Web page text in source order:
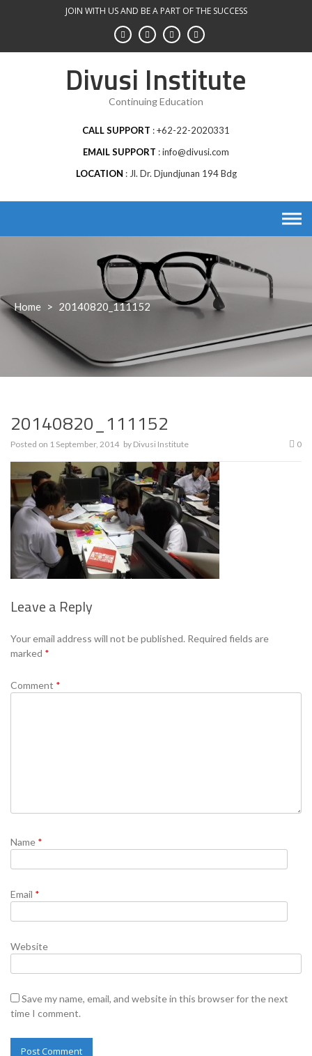
JOIN WITH US AND BE A PART OF THE SUCCESS
Divusi Institute
Continuing Education
CALL SUPPORT
+62-22-2020331
EMAIL SUPPORT
info@divusi.com
LOCATION
Jl. Dr. Djundjunan 194 Bdg
Home > 20140820_111152
20140820_111152
Posted on 1 September, 2014 by Divusi Institute 0
Leave a Reply
Your email address will not be published. Required fields are
marked *
Comment *
Name *
Email *
Website
Save my name, email, and website in this browser for the next
time I comment.